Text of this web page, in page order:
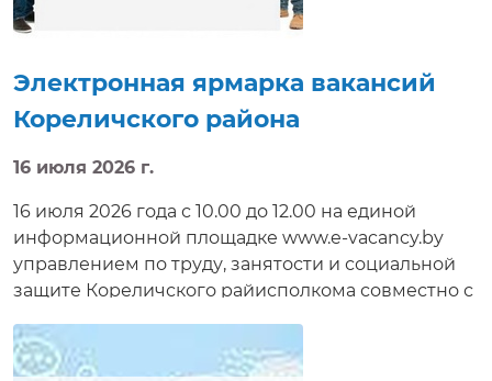
Электронная ярмарка вакансий
Кореличского района
16 июля 2026 г.
16 июля 2026 года с 10.00 до 12.00 на единой
информационной площадке www.e-vacancy.by
управлением по труду, занятости и социальной
защите Кореличского райисполкома совместно с
проведение электронной ярмарки вакансий для
инвалидов, лиц, вернувшихся из МЛС, ЛТП,